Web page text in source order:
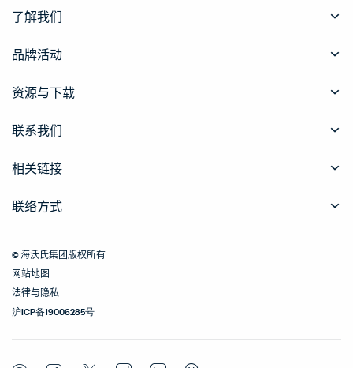
了解我们
品牌活动
资源与下载
联系我们
相关链接
联络方式
© 海沃氏集团版权所有
网站地图
法律与隐私
沪ICP备19006285号